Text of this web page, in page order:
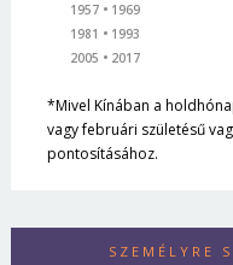
1957
1969
1981
1993
2005
2017
*Mivel Kínában a
vagy februári születésű
pontosításához.
SZEMÉLYRE